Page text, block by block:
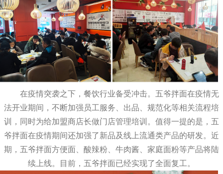
在疫情突袭之下，餐饮行业备受冲击。五爷拌面在疫情无
法开业期间，不断加强员工服务、出品、规范化等相关流程培
训，同时为给加盟商店长做门店管理培训。值得一提的是，五
爷拌面在疫情期间还加强了新品及线上流通类产品的研发。近
期，五爷拌面方便面、酸辣粉、牛肉酱、家庭面粉等产品将陆
续上线。目前，五爷拌面已经实现了全面复工。